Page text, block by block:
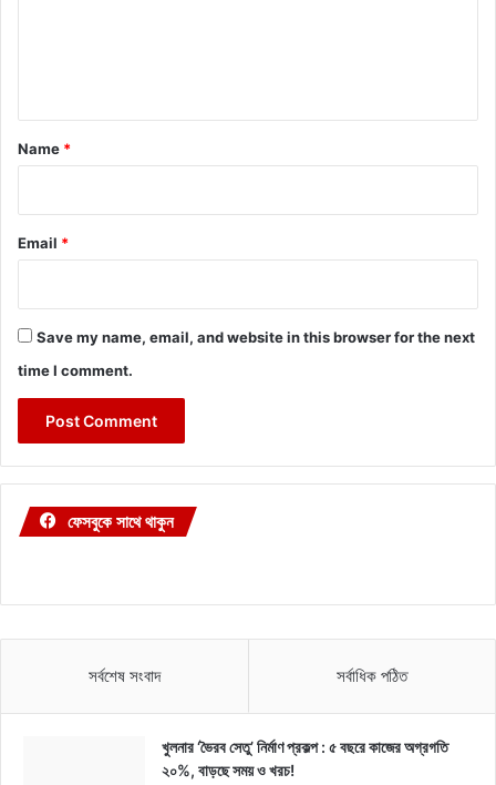
*
Name *
Email *
Save my name, email, and website in this browser for the next
time I comment.
ফেসবুকে সাথে থাকুন
সর্বশেষ সংবাদ সর্বাধিক পঠিত
খুলনার ‘ভৈরব সেতু’ নির্মাণ প্রকল্প : ৫ বছরে কাজের অগ্রগতি
২০%, বাড়ছে সময় ও খরচ!